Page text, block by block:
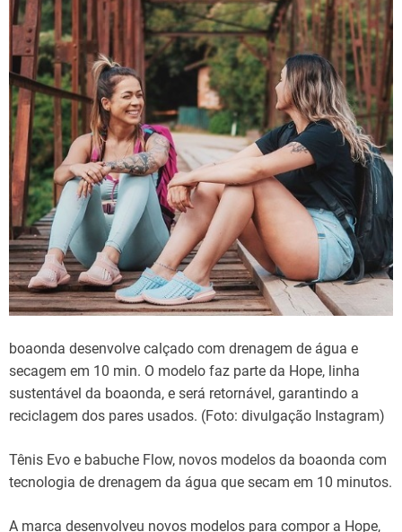
boaonda desenvolve calçado com drenagem de água e
secagem em 10 min. O modelo faz parte da Hope, linha
sustentável da boaonda, e será retornável, garantindo a
reciclagem dos pares usados. (Foto: divulgação Instagram)
Tênis Evo e babuche Flow, novos modelos da boaonda com
tecnologia de drenagem da água que secam em 10 minutos.
A marca desenvolveu novos modelos para compor a Hope,